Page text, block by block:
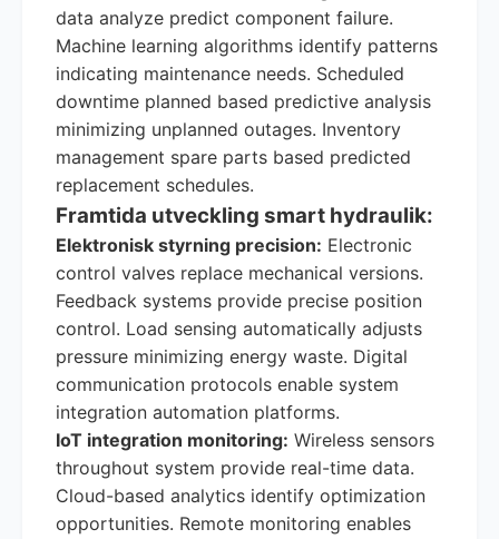
data analyze predict component failure.
Machine learning algorithms identify patterns
indicating maintenance needs. Scheduled
downtime planned based predictive analysis
minimizing unplanned outages. Inventory
management spare parts based predicted
replacement schedules.
Framtida utveckling smart hydraulik:
Elektronisk styrning precision: Electronic
control valves replace mechanical versions.
Feedback systems provide precise position
control. Load sensing automatically adjusts
pressure minimizing energy waste. Digital
communication protocols enable system
integration automation platforms.
IoT integration monitoring: Wireless sensors
throughout system provide real-time data.
Cloud-based analytics identify optimization
opportunities. Remote monitoring enables